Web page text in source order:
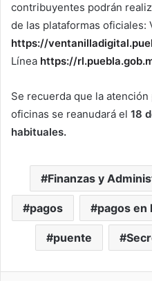
contribuyentes podrán
de las plataformas oficiales:
https://
Línea https://
Se recuerda que la
oficinas se reanudará el 18
habituales.
Finanzas y
pagos pagos en
puente